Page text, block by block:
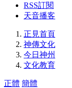
RSS訂閱
天音播客
正見首頁
神傳文化
今日神州
文化教育
正體 簡體